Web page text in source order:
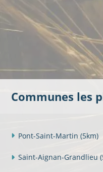
Communes les
Pont-Saint-Martin (5km)
Saint-Aignan-Grandlieu